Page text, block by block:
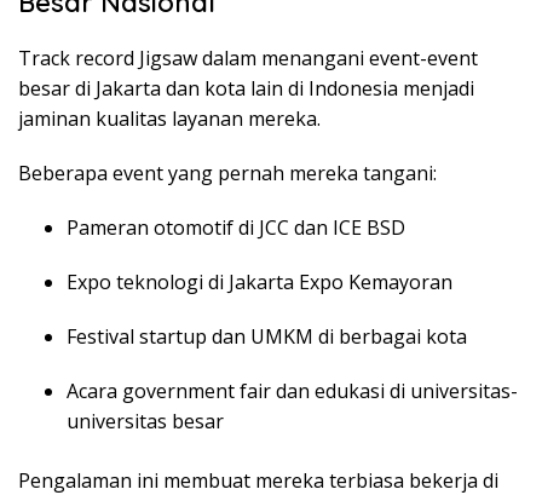
Track record Jigsaw dalam menangani event-event
besar di Jakarta dan kota lain di Indonesia menjadi
jaminan kualitas layanan mereka.
Beberapa event yang pernah mereka tangani:
Pameran otomotif di JCC dan ICE BSD
Expo teknologi di Jakarta Expo Kemayoran
Festival startup dan UMKM di berbagai kota
Acara government fair dan edukasi di universitas-
universitas besar
Pengalaman ini membuat mereka terbiasa bekerja di